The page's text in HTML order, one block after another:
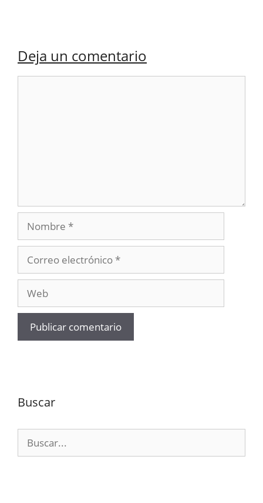
Deja un comentario
Nombre
electrónico
Buscar